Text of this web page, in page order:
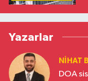
Yazarlar
NIHAT
DOA